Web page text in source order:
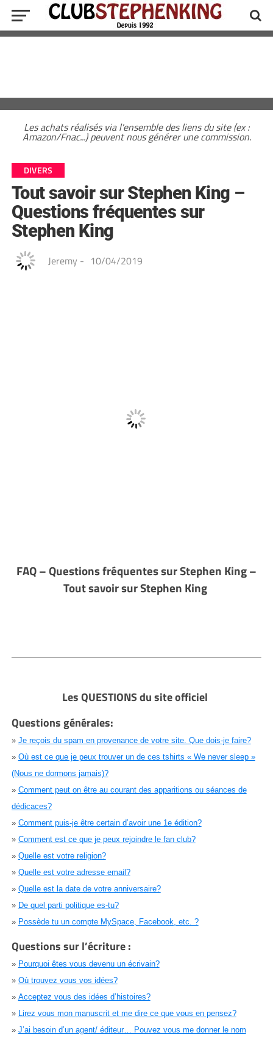
Les achats réalisés via l'ensemble des liens du site (ex :
Amazon/Fnac...) peuvent nous générer une commission.
DIVERS
Tout savoir sur Stephen King –
Questions fréquentes sur
Stephen King
Jeremy - 10/04/2019
FAQ – Questions fréquentes sur Stephen King –
Tout savoir sur Stephen King
Les QUESTIONS du site officiel
Questions générales:
» Je reçois du spam en provenance de votre site. Que dois-je faire?
» Où est ce que je peux trouver un de ces tshirts « We never sleep »
(Nous ne dormons jamais)?
» Comment peut on être au courant des apparitions ou séances de
dédicaces?
» Comment puis-je être certain d’avoir une 1e édition?
» Comment est ce que je peux rejoindre le fan club?
» Quelle est votre religion?
» Quelle est votre adresse email?
» Quelle est la date de votre anniversaire?
» De quel parti politique es-tu?
» Possède tu un compte MySpace, Facebook, etc. ?
Questions sur l’écriture :
» Pourquoi êtes vous devenu un écrivain?
» Où trouvez vous vos idées?
» Acceptez vous des idées d’histoires?
» Lirez vous mon manuscrit et me dire ce que vous en pensez?
» J’ai besoin d’un agent/ éditeur… Pouvez vous me donner le nom